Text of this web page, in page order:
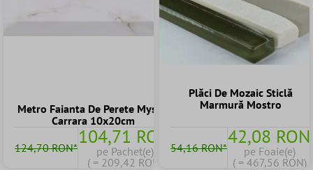
Metro Faianta De Perete Mystic
Carrara 10x20cm
124,70 RON*104,71 RON
pe Pachet(e)
( = 209,42 RON)
Plăci De Mozaic Sticlă
Marmură Mostro
54,16 RON*42,08 RON
pe Foaie(e)
( = 467,56 RON)